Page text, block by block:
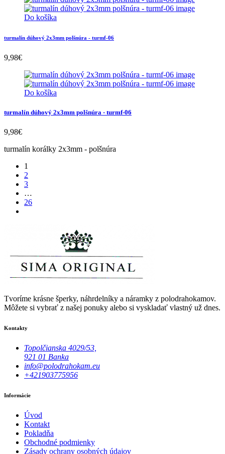
Do košíka
turmalín dúhový 2x3mm polšnúra - turmf-06
9,98€
Do košíka
turmalín dúhový 2x3mm polšnúra - turmf-06
9,98€
turmalín korálky 2x3mm - polšnúra
1
2
3
…
26
Tvoríme krásne šperky, náhrdelníky a náramky z polodrahokamov.
Môžete si vybrať z našej ponuky alebo si vyskladať vlastný už dnes.
Kontakty
Topolčianska 4029/53,
921 01 Banka
info@polodrahokam.eu
+421903775956
Informácie
Úvod
Kontakt
Pokladňa
Obchodné podmienky
Zásady ochrany osobných údajov